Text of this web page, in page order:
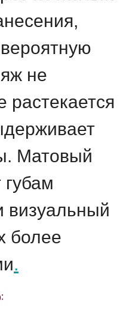
не
растекается
Матовый
визуальный
более
.